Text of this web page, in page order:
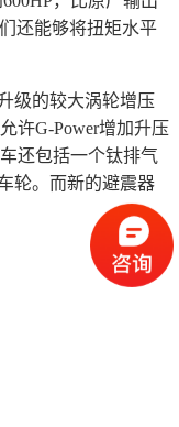
还能够将扭矩水平
级的较大涡轮增压
许G-Power增加升压
还包括一个钛排气
轮。而新的避震器